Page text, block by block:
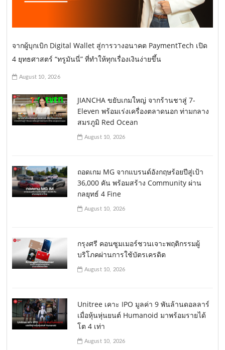
จากผู้บุกเบิก Digital Wallet สู่การวางอนาคต PaymentTech เปิด
4 ยุทธศาสตร์ “ทรูมันนี่” ที่ทำให้ทุกเรื่องเงินง่ายขึ้น
August 10, 2026
JIANCHA ขยับเกมใหญ่ จากร้านชาสู่ 7-
Eleven พร้อมเร่งเครื่องตลาดนอก ท่ามกลาง
สมรภูมิ Red Ocean
August 10, 2026
ถอดเกม MG จากแบรนด์อังกฤษร้อยปีสู่เป้า
36,000 คัน พร้อมสร้าง Community ผ่าน
กลยุทธ์ 4 Fine
August 10, 2026
กรุงศรี คอนซูมเมอร์ชวนเจาะพฤติกรรมผู้
บริโภคผ่านการใช้บัตรเครดิต
August 10, 2026
Unitree เคาะ IPO มูลค่า 9 พันล้านดอลลาร์
เมื่อหุ้นหุ่นยนต์ Humanoid มาพร้อมรายได้
โต 4 เท่า
August 10, 2026